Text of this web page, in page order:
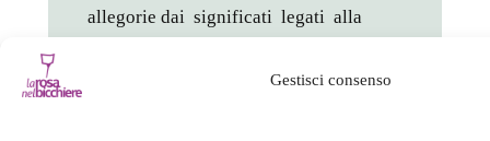
Gestisci consenso
allegorie dai significati legati alla
poteva rivelare le verità divine alla